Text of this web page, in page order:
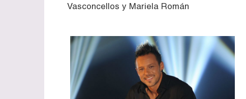
Vasconcellos y Mariela Román